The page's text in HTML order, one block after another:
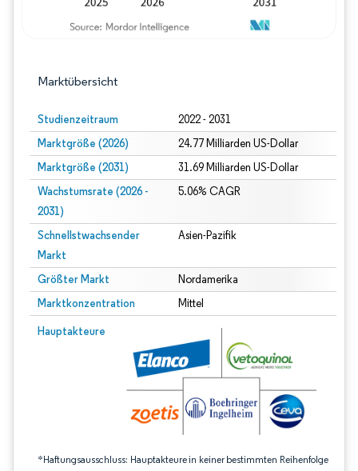
Marktübersicht
Studienzeitraum 2022 - 2031
Marktgröße (2026) 24.77 Milliarden US-Dollar
Marktgröße (2031) 31.69 Milliarden US-Dollar
Wachstumsrate (2026 -
2031)
5.06% CAGR
Schnellstwachsender
Markt
Asien-Pazifik
Größter Markt Nordamerika
Marktkonzentration Mittel
Hauptakteure
*Haftungsausschluss: Hauptakteure in keiner bestimmten Reihenfolge
Bild © Mordor Intelligence. Wiederverwendung erfordert Namensnennung